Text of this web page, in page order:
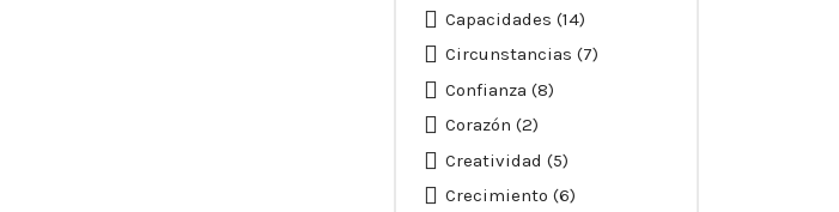
Capacidades (14)
Circunstancias (7)
Confianza (8)
Corazón (2)
Creatividad (5)
Crecimiento (6)